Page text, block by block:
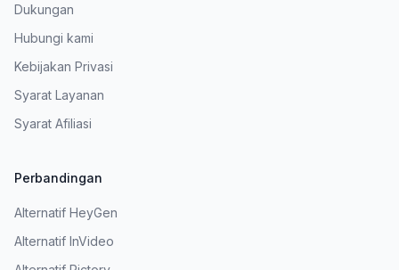
Dukungan
Hubungi kami
Kebijakan Privasi
Syarat Layanan
Syarat Afiliasi
Perbandingan
Alternatif HeyGen
Alternatif InVideo